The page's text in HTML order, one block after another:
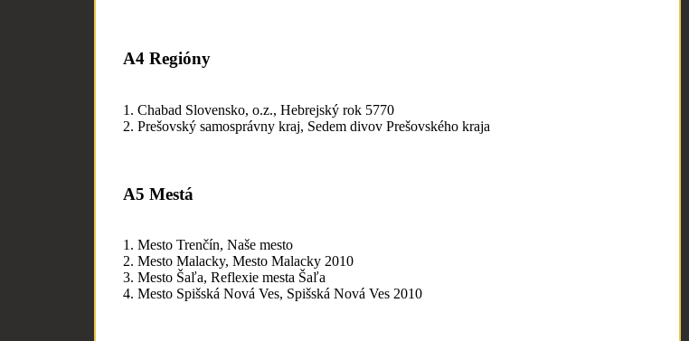
A4 Regióny
1. Chabad Slovensko, o.z., Hebrejský rok 5770
2. Prešovský samosprávny kraj, Sedem divov Prešovského kraja
A5 Mestá
1. Mesto Trenčín, Naše mesto
2. Mesto Malacky, Mesto Malacky 2010
3. Mesto Šaľa, Reflexie mesta Šaľa
4. Mesto Spišská Nová Ves, Spišská Nová Ves 2010